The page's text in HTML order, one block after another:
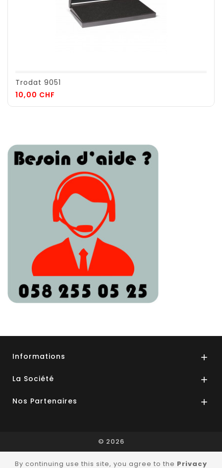
Trodat 9051
10,00 CHF
Informations 
La Société 
Nos Partenaires 
© 2026
By continuing use this site, you agree to the Privacy